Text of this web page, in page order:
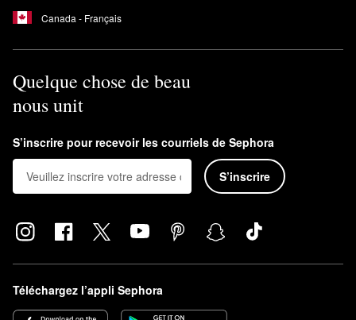
Canada - Français
Quelque chose de beau
nous unit
S’inscrire pour recevoir les courriels de Sephora
S’inscrire
Téléchargez l’appli Sephora